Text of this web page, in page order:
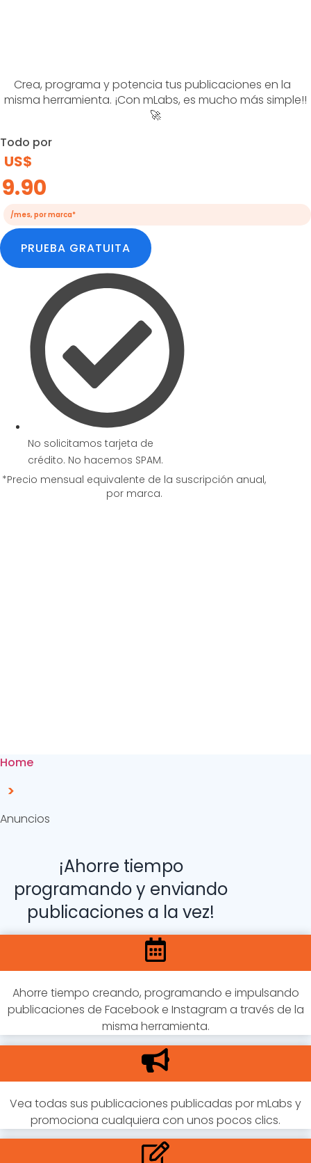
Crea, programa y potencia tus publicaciones en la
misma herramienta. ¡Con mLabs, es mucho más simple!!
🚀
Todo por
US$
9.90
/mes, por marca*
PRUEBA GRATUITA
No solicitamos tarjeta de
crédito. No hacemos SPAM.
*Precio mensual equivalente de la suscripción anual,
por marca.
Home
>
Anuncios
¡Ahorre tiempo
programando y enviando
publicaciones a la vez!
Ahorre tiempo creando, programando e impulsando
publicaciones de Facebook e Instagram a través de la
misma herramienta.
Vea todas sus publicaciones publicadas por mLabs y
promociona cualquiera con unos pocos clics.